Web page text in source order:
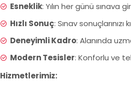
Esneklik: Yılın her günü sınava
Hızlı Sonuç: Sınav
Deneyimli Kadro: Alanında
Modern Tesisler: Konforlu ve
Hizmetlerimiz: